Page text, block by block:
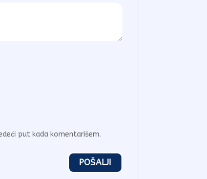
put kada komentarišem.